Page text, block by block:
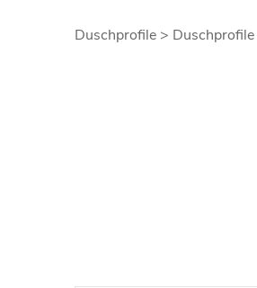
Duschprofile >